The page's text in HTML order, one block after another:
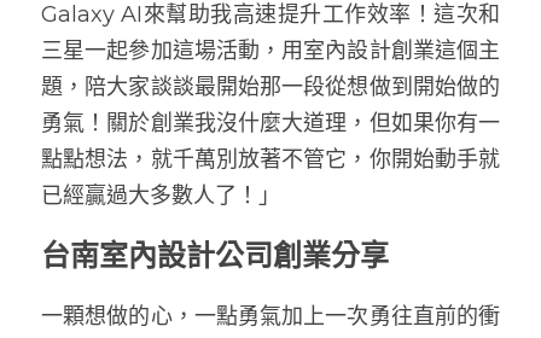
Galaxy AI來幫助我高速提升工作效率！這次和
三星一起參加這場活動，用室內設計創業這個主
題，陪大家談談最開始那一段從想做到開始做的
勇氣！關於創業我沒什麼大道理，但如果你有一
點點想法，就千萬別放著不管它，你開始動手就
已經贏過大多數人了！」
台南室內設計公司創業分享
一顆想做的心，一點勇氣加上一次勇往直前的衝